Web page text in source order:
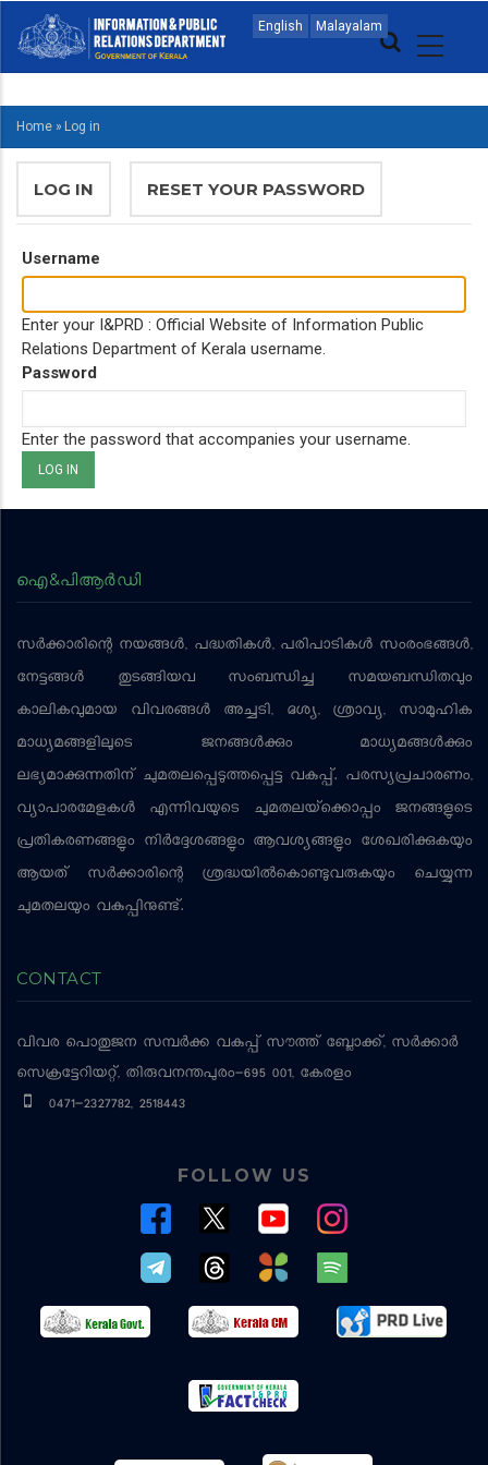
main
English Malayalam
MAIN
NAVIGATION
MALAYALAM
BREADCRUMB
Home » Log in
PRIMARY
TABS
LOG IN (ACTIVERESET YOUR PASSWORD
Username
Enter your I&PRD : Official Website of Information Public
Relations Department of Kerala username.
Password
Enter the password that accompanies your username.
ഐ&പിആര്‍ഡി
സര്‍ക്കാരിന്റെ നയങ്ങള്‍, പദ്ധതികള്‍, പരിപാടികള്‍ സംരംഭങ്ങള്‍,
നേട്ടങ്ങള്‍ തുടങ്ങിയവ സംബന്ധിച്ച സമയബന്ധിതവും
കാലികവുമായ വിവരങ്ങള്‍ അച്ചടി, ദൃശ്യ, ശ്രാവ്യ, സാമൂഹിക
മാധ്യമങ്ങളിലൂടെ ജനങ്ങള്‍ക്കും മാധ്യമങ്ങള്‍ക്കും
ലഭ്യമാക്കുന്നതിന് ചുമതലപ്പെടുത്തപ്പെട്ട വകുപ്പ്. പരസ്യപ്രചാരണം,
വ്യാപാരമേളകള്‍ എന്നിവയുടെ ചുമതലയ്‌ക്കൊപ്പം ജനങ്ങളുടെ
പ്രതികരണങ്ങളും നിര്‍ദ്ദേശങ്ങളും ആവശ്യങ്ങളും ശേഖരിക്കുകയും
ആയത് സര്‍ക്കാരിന്റെ ശ്രദ്ധയില്‍കൊണ്ടുവരുകയും ചെയ്യുന്ന
ചുമതലയും വകുപ്പിനുണ്ട്.
CONTACT
വിവര പൊതുജന സമ്പര്‍ക്ക വകുപ്പ് സൗത്ത് ബ്ലോക്ക്, സര്‍ക്കാര്‍
സെക്രട്ടേറിയറ്റ്, തിരുവനന്തപുരം-695 001, കേരളം
0471-2327782, 2518443
FOLLOW US